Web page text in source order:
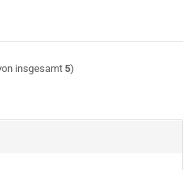
insgesamt5)